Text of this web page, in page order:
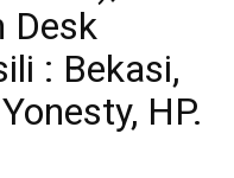
Desk
: Bekasi,
HP.